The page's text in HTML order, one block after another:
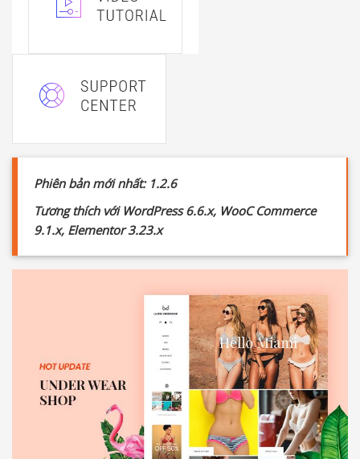
Phiên bản mới nhất: 1.2.6
Tương thích với WordPress 6.6.x, WooC Commerce
9.1.x, Elementor 3.23.x